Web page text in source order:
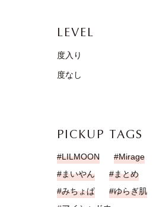
LEVEL
度入り
度なし
PICKUP TAGS
LILMOON
Mirage
まいやん
まとめ
みちょぱ
ゆらぎ肌